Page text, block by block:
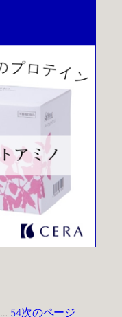
… 54次のページ